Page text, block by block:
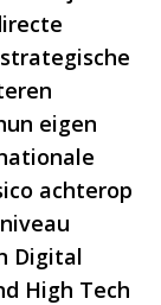
eigen
achterop
Digital
High Tech